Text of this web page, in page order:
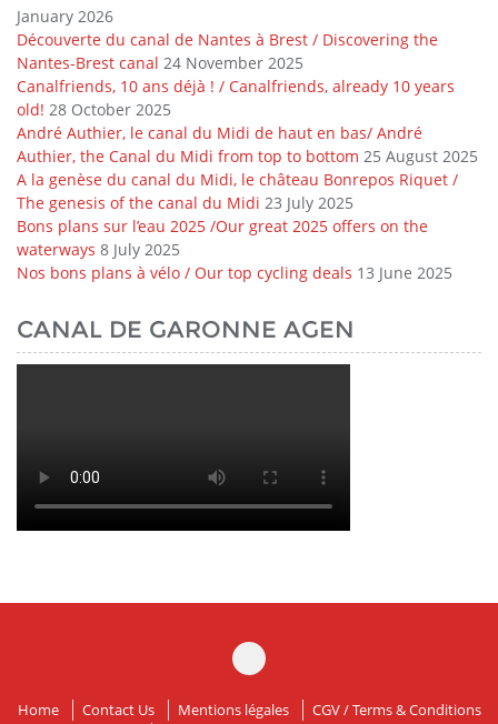
January 2026
Découverte du canal de Nantes à Brest / Discovering the
Nantes-Brest canal 24 November 2025
Canalfriends, 10 ans déjà ! / Canalfriends, already 10 years
old! 28 October 2025
André Authier, le canal du Midi de haut en bas/ André
Authier, the Canal du Midi from top to bottom 25 August 2025
A la genèse du canal du Midi, le château Bonrepos Riquet /
The genesis of the canal du Midi 23 July 2025
Bons plans sur l’eau 2025 /Our great 2025 offers on the
waterways 8 July 2025
Nos bons plans à vélo / Our top cycling deals 13 June 2025
CANAL DE GARONNE AGEN
Home Contact Us Mentions légales
CGV / Terms & Conditions